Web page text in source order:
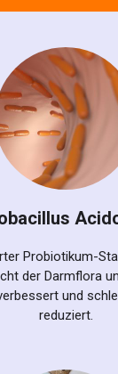
Probiotikum-
der Darmflora
und
reduziert.